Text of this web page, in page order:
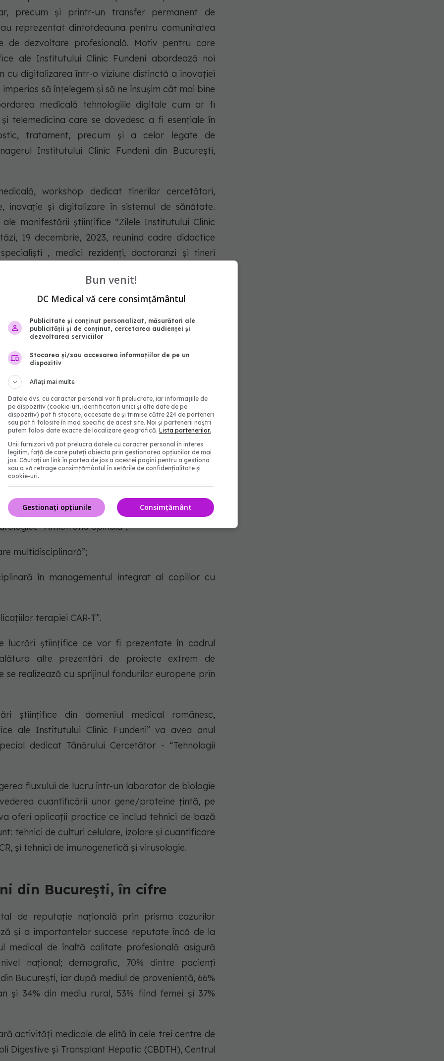
precum și printr-un transfer permanent de
reprezentat dintotdeauna pentru comunitatea
de dezvoltare profesională. Motiv pentru care
ale Institutului Clinic Fundeni abordează noi
cu digitalizarea într-o viziune distinctă a inovației
să înțelegem și să ne însușim cât mai bine
medicală tehnologiile digitale cum ar fi
telemedicina care se dovedesc a fi esențiale în
tratament, precum și a celor legate de
Institutului Clinic Fundeni din București,
workshop dedicat tinerilor cercetători,
inovație și digitalizare în sistemul de sănătate.
manifestării științifice “Zilele Institutului Clinic
19 decembrie, 2023, reunind cadre didactice
, medici rezidenți, doctoranzi și tineri
național a cadrului organizatoric necesar inițierii
testare a infecțiilor hepatice. Perspective și noi
B și C în sistemul penitenciar din România -
Clinic Fundeni”; “Imunoterapia în tratamentul
recăzute la copil – experiența I.C.Fundeni”;
afectării renale a pacienților cu boala
-Amiotrofia Spinală”;
multidisciplinară”;
în managementul integrat al copiilor cu
terapiei CAR-T”.
lucrări științifice ce vor fi prezentate în cadrul
alte prezentări de proiecte extrem de
realizează cu sprijinul fondurilor europene prin
științifice din domeniul medical românesc,
ale Institutului Clinic Fundeni” va avea anul
dedicat Tânărului Cercetător - “Tehnologii
fluxului de lucru într-un laborator de biologie
cuantificării unor gene/proteine țintă, pe
oferi aplicații practice ce includ tehnici de bază
tehnici de culturi celulare, izolare și cuantificare
și tehnici de imunogenetică și virusologie.
din București, în cifre
de reputație națională prin prisma cazurilor
și a importantelor succese reputate încă de la
medical de înaltă calitate profesională asigură
național; demografic, 70% dintre pacienți
București, iar după mediul de proveniență, 66%
și 34% din mediu rural, 53% fiind femei și 37%
activități medicale de elită în cele trei centre de
Digestive și Transplant Hepatic (CBDTH), Centrul
Bun venit!
DC Medical vă cere consimțământul
Publicitate și conținut personalizat, măsurători ale
publicității și de conținut, cercetarea audienței și
dezvoltarea serviciilor
Stocarea și/sau accesarea informațiilor de pe un
dispozitiv
Aflați mai multe
Datele dvs. cu caracter personal vor fi prelucrate, iar informațiile de
pe dispozitiv (cookie-uri, identificatori unici și alte date de pe
dispozitiv) pot fi stocate, accesate de și trimise către 224 de parteneri
sau pot fi folosite în mod specific de acest site. Noi și partenerii noștri
putem folosi date exacte de localizare geografică. Lista partenerilor.
Unii furnizori vă pot prelucra datele cu caracter personal în interes
legitim, față de care puteți obiecta prin gestionarea opțiunilor de mai
jos. Căutați un link în partea de jos a acestei pagini pentru a gestiona
sau a vă retrage consimțământul în setările de confidențialitate și
cookie-uri.
Consimțământ
Gestionați opțiunile